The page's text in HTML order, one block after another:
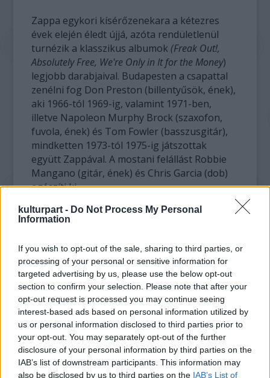
kulturpart - Do Not Process My Personal
Information
If you wish to opt-out of the sale, sharing to third parties, or
processing of your personal or sensitive information for
targeted advertising by us, please use the below opt-out
section to confirm your selection. Please note that after your
opt-out request is processed you may continue seeing
interest-based ads based on personal information utilized by
us or personal information disclosed to third parties prior to
your opt-out. You may separately opt-out of the further
disclosure of your personal information by third parties on the
IAB’s list of downstream participants. This information may
also be disclosed by us to third parties on the IAB’s List of
Zappa egykori kísérőzenekara a kétezres
évek elején éledt újjá, azóta rendületlenül
turnézik a klasszikus albumok (Freak Out!,
Absolutely Free, We're Only in It for the Money)
legjobb darabjaival. Budapesten a csapattal
zenélni fog Don Preston (billentyűsök, ének),
aki 1966-tól 1969-ig, valamint 1971-ben,
illetve Napoleon Murphy Brock (szaxofon,
fuvola, ének) és Tom Fowler (basszusgitár),
mindketten 1973-tól 1975-ig játszottak
együtt Zappával. A mostani felállást Robbie
Mangano (gitár, ének) és Chris Garcia (dob)
egészíti ki.
A Grande Mothers of Invention meggyőzte a
virtuóz és értő muzsikusok színpadi
akciójukkal hitelesen idézik fel a Mothers of
Invention klasszikus lemezeit, a progresszív
dzsesszrock szabadságát és lazaságát. A
produkció invenciózus, (ön)ironikus, vicces,
kritikus, felszabadító, meglepő és
meghökkentő.
A bemelegítésként színpadra lépő Zappa-
Syrius Emlékzenekar 2000 őszén, Zappa 60.